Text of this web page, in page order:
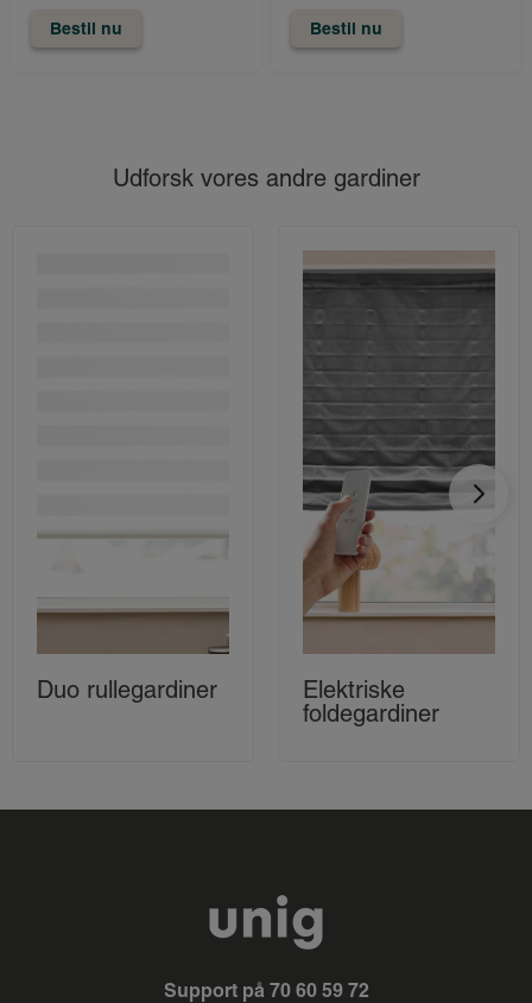
Bestil nu Bestil nu
Udforsk vores andre gardiner
Duo rullegardiner
Elektriske
foldegardiner
Support på 70 60 59 72